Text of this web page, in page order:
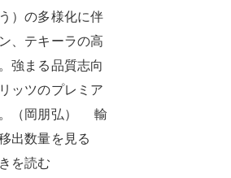
）の多様化に伴
、テキーラの高
強まる品質志向
ッツのプレミア
。（岡朋弘） 輸
出数量を見る
を読む